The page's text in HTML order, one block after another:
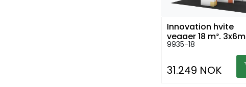
Innovation hvite
vegger 18 m², 3x6m
9935-18
31.249 NOK